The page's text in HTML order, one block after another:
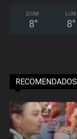
DOM
8°
LUN
8°
RECOMENDADOS